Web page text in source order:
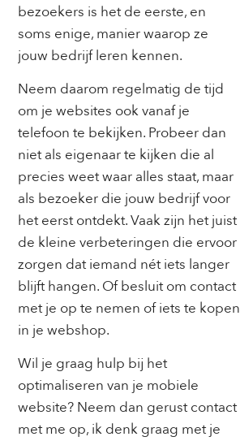
bezoekers is het de eerste, en
soms enige, manier waarop ze
jouw bedrijf leren kennen.
Neem daarom regelmatig de tijd
om je websites ook vanaf je
telefoon te bekijken. Probeer dan
niet als eigenaar te kijken die al
precies weet waar alles staat, maar
als bezoeker die jouw bedrijf voor
het eerst ontdekt. Vaak zijn het juist
de kleine verbeteringen die ervoor
zorgen dat iemand nét iets langer
blijft hangen. Of besluit om contact
met je op te nemen of iets te kopen
in je webshop.
Wil je graag hulp bij het
optimaliseren van je mobiele
website? Neem dan gerust contact
met me op, ik denk graag met je